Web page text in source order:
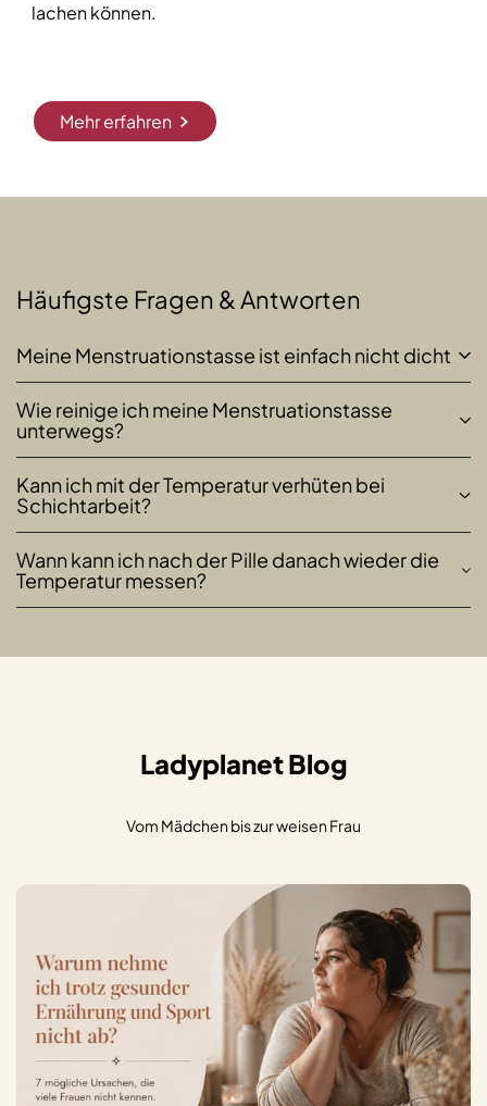
lachen können.
Mehr erfahren
Häufigste Fragen & Antworten
Meine Menstruationstasse ist einfach nicht dicht
Wie reinige ich meine Menstruationstasse
unterwegs?
Kann ich mit der Temperatur verhüten bei
Schichtarbeit?
Wann kann ich nach der Pille danach wieder die
Temperatur messen?
Ladyplanet Blog
Vom Mädchen bis zur weisen Frau